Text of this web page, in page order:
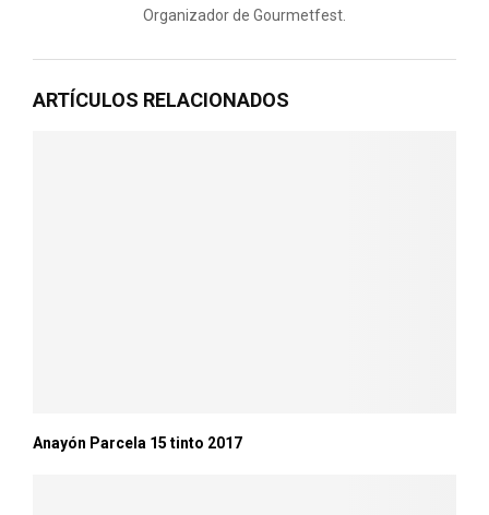
Organizador de Gourmetfest.
ARTÍCULOS RELACIONADOS
Anayón Parcela 15 tinto 2017